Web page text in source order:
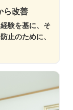
ら改善
験を基に、そ
止のために、